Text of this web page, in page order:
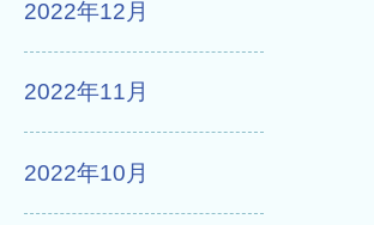
2022年12月
2022年11月
2022年10月